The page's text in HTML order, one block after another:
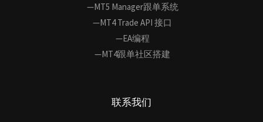
—MT5 Manager跟单系统
—MT4 Trade API 接口
—EA编程
—MT4跟单社区搭建
联系我们